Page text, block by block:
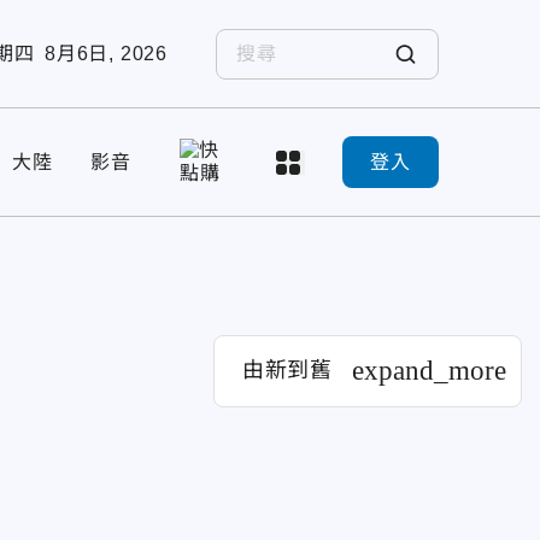
四 8月6日, 2026
大陸 影音 登入
由新到舊 expand_more